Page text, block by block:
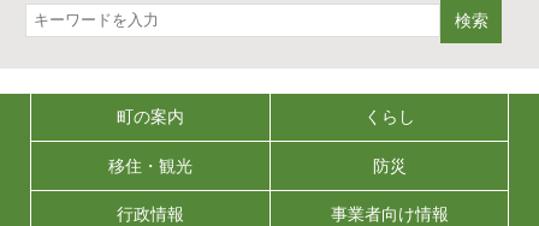
検索
町の案内 くらし
移住・観光 防災
行政情報 事業者向け情報